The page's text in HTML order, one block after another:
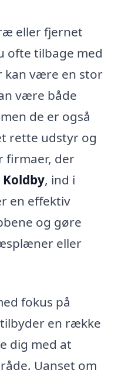
eller fjernet
ofte tilbage med
kan være en stor
være både
de er også
rette udstyr og
firmaer, der
, ind i
en effektiv
og gøre
eller
fokus på
tilbyder en række
dig med at
Uanset om